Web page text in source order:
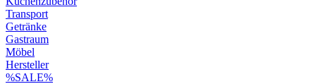
Transport
Getränke
Gastraum
Möbel
Hersteller
%SALE%